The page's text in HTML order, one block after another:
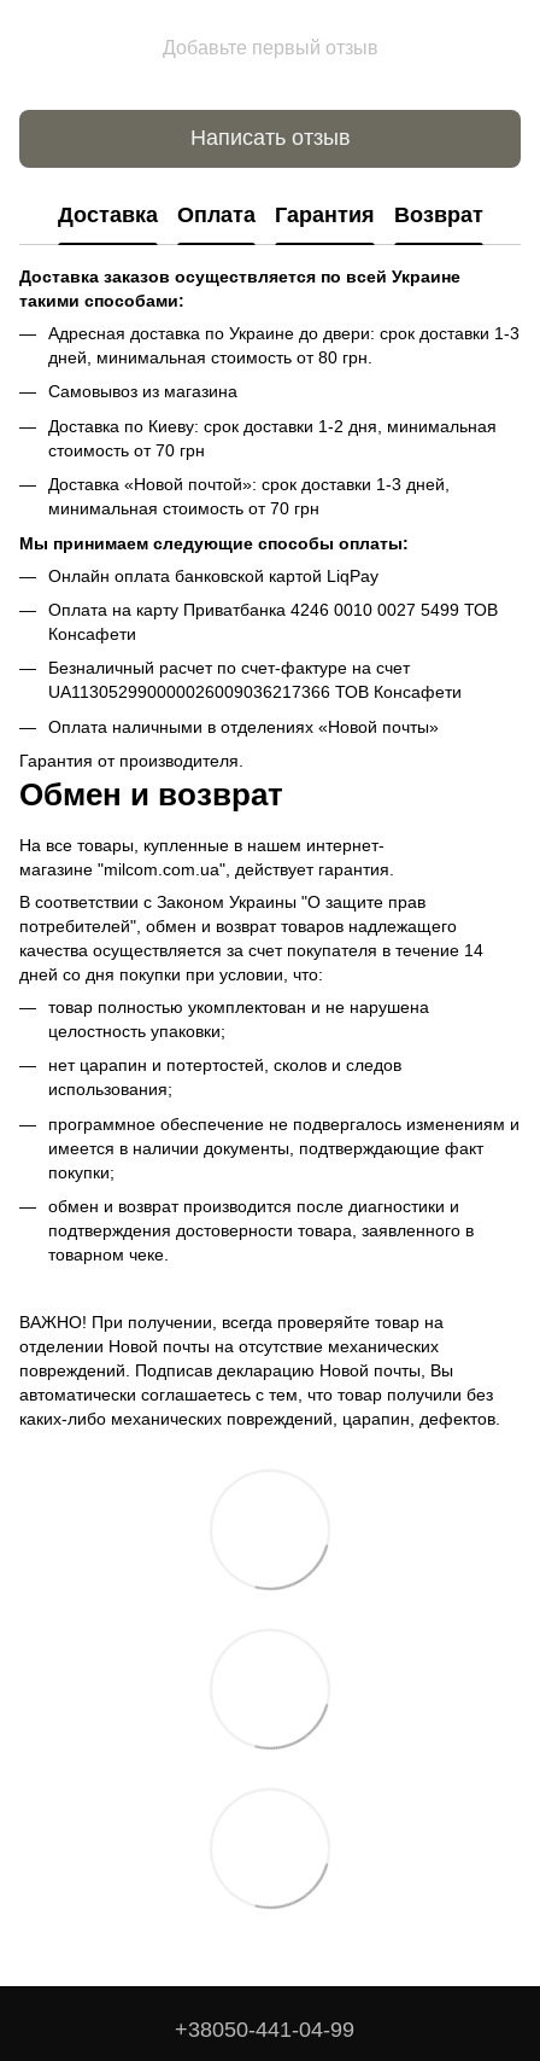
Добавьте первый отзыв
Написать отзыв
Доставка Оплата Гарантия Возврат
Доставка заказов осуществляется по всей Украине
такими способами:
Адресная доставка по Украине до двери: срок доставки 1-3
дней, минимальная стоимость от 80 грн.
Самовывоз из магазина
Доставка по Киеву: срок доставки 1-2 дня, минимальная
стоимость от 70 грн
Доставка «Новой почтой»: срок доставки 1-3 дней,
минимальная стоимость от 70 грн
Мы принимаем следующие способы оплаты:
Онлайн оплата банковской картой LiqPay
Оплата на карту Приватбанка 4246 0010 0027 5499 ТОВ
Консафети
Безналичный расчет по счет-фактуре на счет
UA113052990000026009036217366 ТОВ Консафети
Оплата наличными в отделениях «Новой почты»
Гарантия от производителя.
Обмен и возврат
На все товары, купленные в нашем интернет-
магазине "milcom.com.ua", действует гарантия.
В соответствии с Законом Украины "О защите прав
потребителей", обмен и возврат товаров надлежащего
качества осуществляется за счет покупателя в течение 14
дней со дня покупки при условии, что:
товар полностью укомплектован и не нарушена
целостность упаковки;
нет царапин и потертостей, сколов и следов
использования;
программное обеспечение не подвергалось изменениям и
имеется в наличии документы, подтверждающие факт
покупки;
обмен и возврат производится после диагностики и
подтверждения достоверности товара, заявленного в
товарном чеке.
ВАЖНО! При получении, всегда проверяйте товар на
отделении Новой почты на отсутствие механических
повреждений. Подписав декларацию Новой почты, Вы
автоматически соглашаетесь с тем, что товар получили без
каких-либо механических повреждений, царапин, дефектов.
+38050-441-04-99